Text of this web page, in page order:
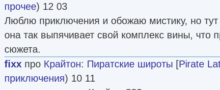
прочее) 12 03
Люблю приключения и обожаю мистику, но тут
она так выпячивает свой комплекс вины, что
сюжета.
fixx про Крайтон: Пиратские широты [Pirate
приключения) 10 11